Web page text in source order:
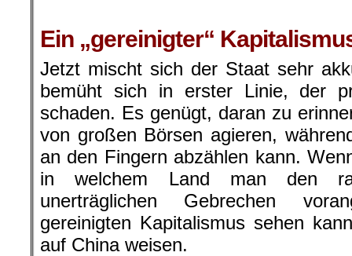
Ein „gereinigter“
Jetzt mischt sich der Staat sehr
bemüht sich in erster Linie, der
schaden. Es genügt, daran zu
von großen Börsen agieren,
an den Fingern abzählen kann.
in welchem Land man den
unerträglichen Gebrechen
gereinigten Kapitalismus sehen
auf China weisen.